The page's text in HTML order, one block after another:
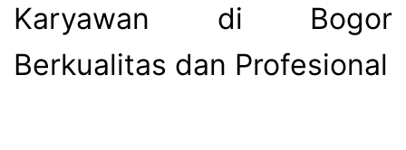
Karyawan di Bogor
Berkualitas dan Profesional